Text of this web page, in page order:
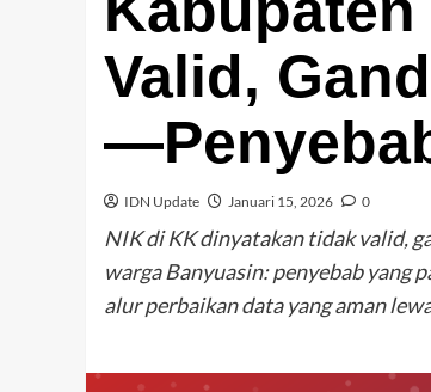
Valid,
IDN Update Januari 15, 2026 0
NIK di KK dinyatakan tidak valid,
warga Banyuasin: penyebab yang
alur perbaikan data yang aman